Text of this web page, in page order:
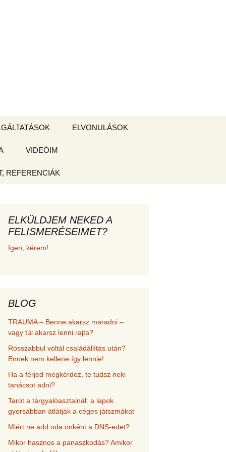
BOLT
ELVONULÁSOK
VIDEÓIM
REFERENCIÁK
az új
és
ELKÜLDJEM NEKED A
FELISMERÉSEIMET?
Igen, kérem!
BLOG
TRAUMA – Benne akarsz maradni –
vagy túl akarsz lenni rajta?
Rosszabbul voltál családállítás után?
Ennek nem kellene így lennie!
Ha a férjed megkérdez, te tudsz neki
tanácsot adni?
Tarot a tárgyalóasztalnál: a lapok
gyorsabban átlátják a céges játszmákat
Miért ne add oda önként a DNS-edet?
Mikor hasznos a panaszkodás? Amikor